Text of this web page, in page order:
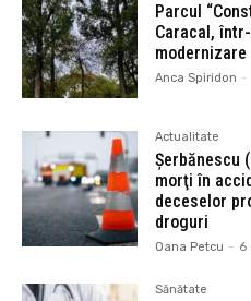
Parcul
Caracal,
modernizare
Anca Spiridon -
Actualitate
Şerbănescu
morţi în
deceselor
droguri
Oana Petcu - 6
Sănătate